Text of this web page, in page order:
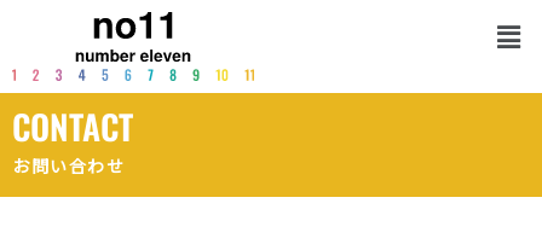
メ
ニ
ー
CONTACT
お問い合わせ